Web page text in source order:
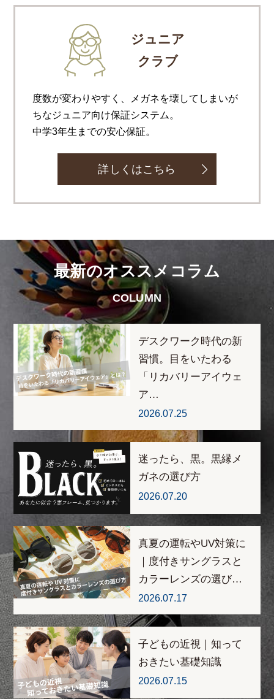
ジュニア
クラブ
度数が変わりやすく、メガネを壊してしまいが
ちなジュニア向け保証システム。
中学3年生までの安心保証。
詳しくはこちら
最新のオススメコラム
COLUMN
デスクワーク時代の新
習慣。目をいたわる
「リカバリーアイウェ
ア…
2026.07.25
迷ったら、黒。黒縁メ
ガネの選び方
2026.07.20
真夏の運転やUV対策に
｜度付きサングラスと
カラーレンズの選び…
2026.07.17
子どもの近視｜知って
おきたい基礎知識
2026.07.15